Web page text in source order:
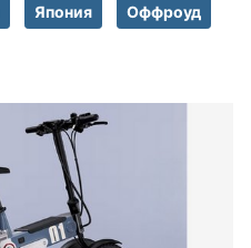
Япония Оффроуд